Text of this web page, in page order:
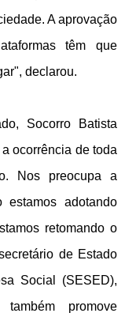
A aprovação
têm que
declarou.
Socorro Batista
ocorrência de toda
Nos preocupa a
adotando
retomando o
de Estado
Social (SESED),
promove